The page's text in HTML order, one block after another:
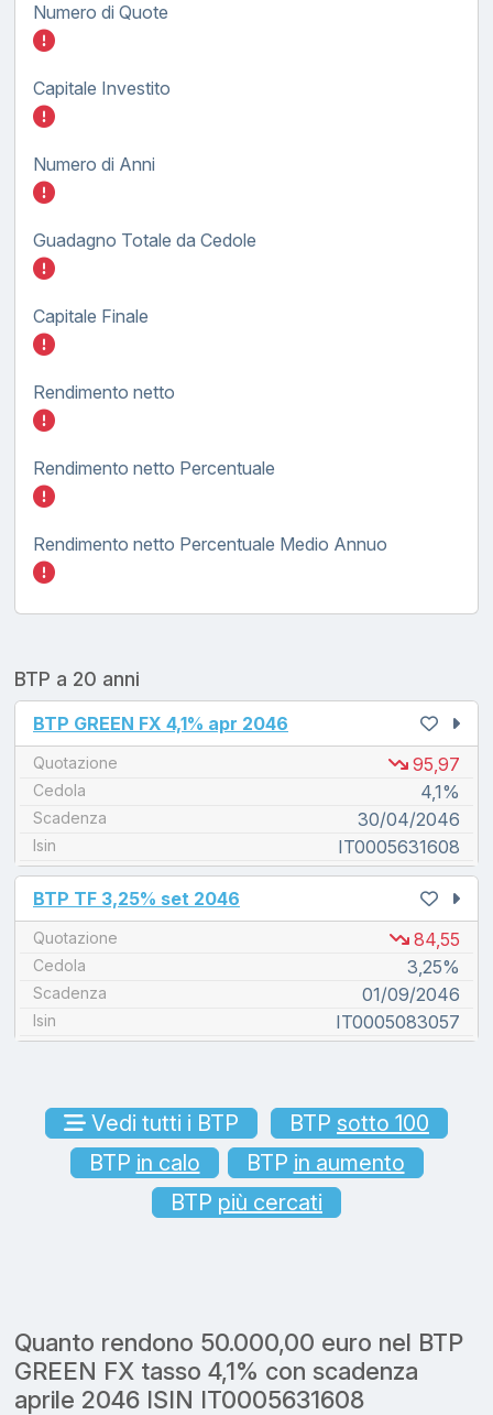
Numero di Quote
Inserisci quanto investire nel BTP GREEN
Capitale Investito
Inserisci quanto investire nel BTP GREEN
Numero di Anni
Inserisci quanto investire nel BTP GREEN
Guadagno Totale da Cedole
Inserisci quanto investire nel BTP GREEN
Capitale Finale
Inserisci quanto investire nel BTP GREEN
Rendimento netto
Inserisci quanto investire nel BTP GREEN
Rendimento netto Percentuale
Inserisci quanto investire nel BTP GREEN
Rendimento netto Percentuale Medio Annuo
Inserisci quanto investire nel BTP GREEN
BTP a 20 anni
unread messages
BTP GREEN FX 4,1% apr 2046
Quotazione 95,97
Cedola 4,1%
Scadenza 30/04/2046
Isin IT0005631608
unread messages
BTP TF 3,25% set 2046
Quotazione 84,55
Cedola 3,25%
Scadenza 01/09/2046
Isin IT0005083057
Vedi tutti i BTP BTP sotto 100
BTP in calo BTP in aumento
BTP più cercati
Quanto rendono 50.000,00 euro nel BTP
GREEN FX tasso 4,1% con scadenza
aprile 2046 ISIN IT0005631608